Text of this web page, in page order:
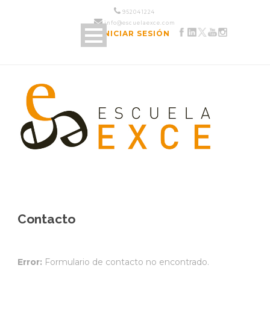
952 04 12 24
info@escuelaexce.com
INICIAR SESIÓN
Contacto
Error: Formulario de contacto no encontrado.